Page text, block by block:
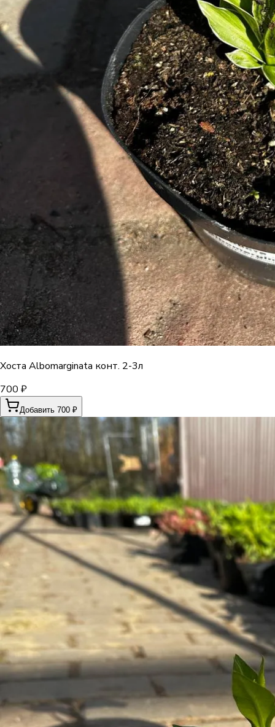
Хоста Albomarginata конт. 2-3л
700 ₽
Добавить 700 ₽